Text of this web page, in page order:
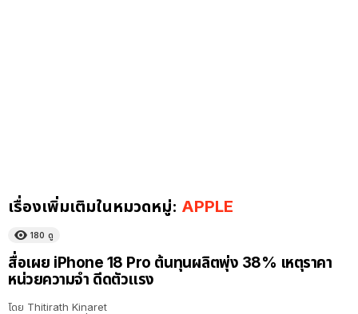
เรื่องเพิ่มเติมในหมวดหมู่: APPLE
180 ดู
สื่อเผย iPhone 18 Pro ต้นทุนผลิตพุ่ง 38% เหตุราคา
หน่วยความจำ ดีดตัวแรง
โดย Thitirath Kinaret